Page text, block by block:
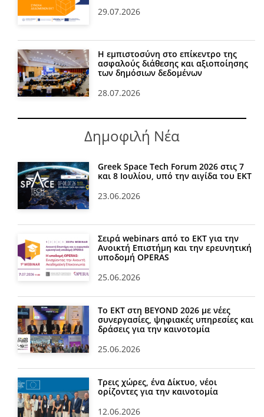
29.07.2026
Η εμπιστοσύνη στο επίκεντρο της
ασφαλούς διάθεσης και αξιοποίησης
των δημόσιων δεδομένων
28.07.2026
Δημοφιλή Νέα
Greek Space Tech Forum 2026 στις 7
και 8 Ιουλίου, υπό την αιγίδα του ΕΚΤ
23.06.2026
Σειρά webinars από το ΕΚΤ για την
Ανοικτή Επιστήμη και την ερευνητική
υποδομή OPERAS
25.06.2026
Το ΕΚΤ στη BEYOND 2026 με νέες
συνεργασίες, ψηφιακές υπηρεσίες και
δράσεις για την καινοτομία
25.06.2026
Τρεις χώρες, ένα Δίκτυο, νέοι
ορίζοντες για την καινοτομία
12.06.2026